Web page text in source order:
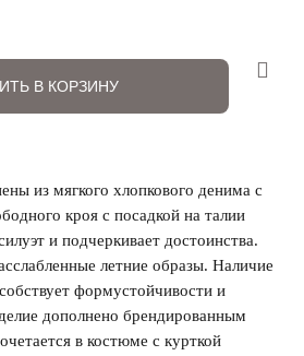
свой пароль?
В КОРЗИНУ
из мягкого хлопкового денима с
кроя с посадкой на талии
и подчеркивает достоинства.
летние образы. Наличие
формустойчивости и
дополнено брендированным
в костюме с курткой